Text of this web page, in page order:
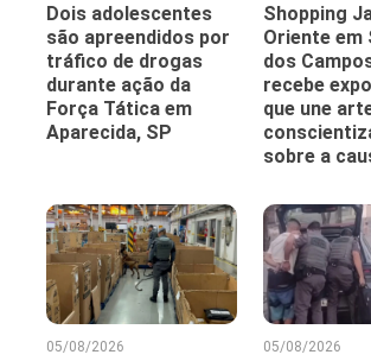
Dois adolescentes
são apreendidos por
tráfico de drogas
durante ação da
Força Tática em
Aparecida, SP
Shopping
Oriente em
dos
recebe
que une
sobre a
05/08/2026 05/08/2026